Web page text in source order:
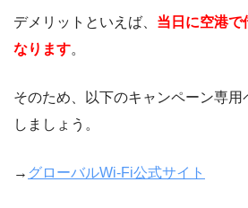
デメリットといえば、 当日に空港で
なります。
そのため、以下のキャンペーン専
しましょう。
→ グローバルWi-Fi公式サイ ト